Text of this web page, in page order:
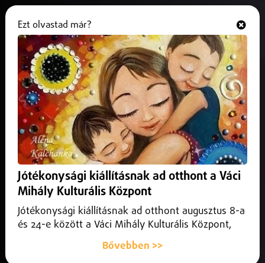
Szabolcs-Szatmár-Bereg vármegye
Ezt olvastad már?
Jótékonysági kiállításnak ad otthont a Váci
Mihály Kulturális Központ
Jótékonysági kiállításnak ad otthont augusztus 8-a
és 24-e között a Váci Mihály Kulturális Központ,
Bővebben >>